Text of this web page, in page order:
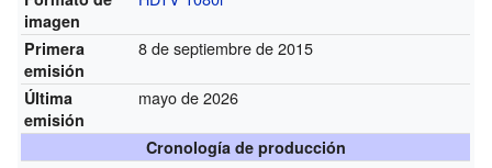
imagen
Primera
emisión
8 de septiembre de 2015
Última
emisión
mayo de 2026
Cronología de producción